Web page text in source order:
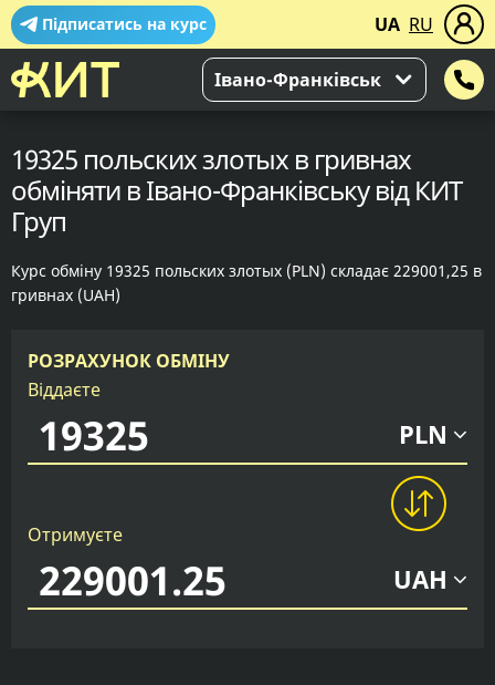
Підписатись на курс UA RU
Івано-Франківськ
19325 польских злотых в гривнах
обміняти в Івано-Франківську від КИТ
Груп
Курс обміну 19325 польских злотых (PLN) складає 229001,25 в
гривнах (UAH)
РОЗРАХУНОК ОБМІНУ
Віддаєте
PLN
Отримуєте
UAH